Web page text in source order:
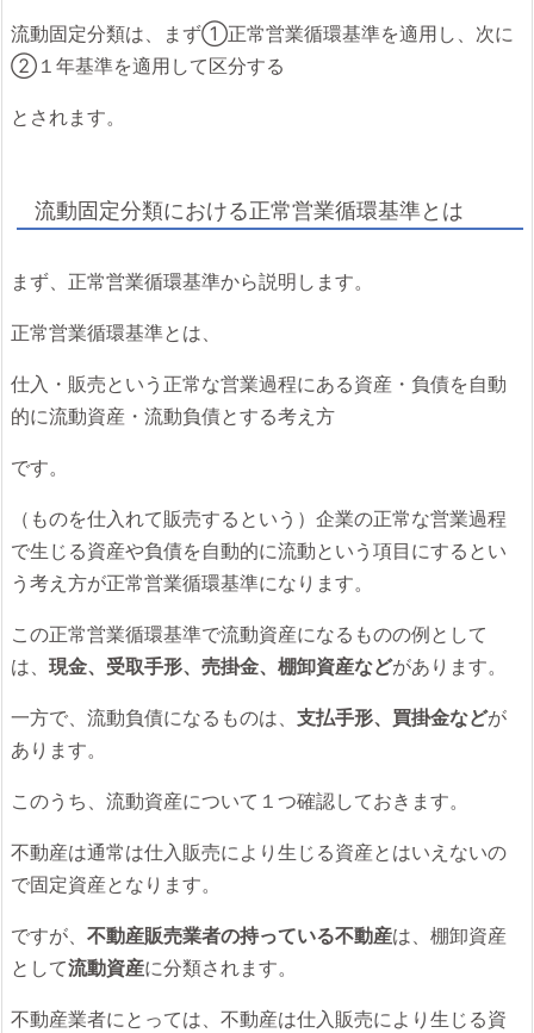
流動固定分類は、まず①正常営業循環基準を適用し、次に
②１年基準を適用して区分する
とされます。
流動固定分類における正常営業循環基準とは
まず、正常営業循環基準から説明します。
正常営業循環基準とは、
仕入・販売という正常な営業過程にある資産・負債を自動
的に流動資産・流動負債とする考え方
です。
（ものを仕入れて販売するという）企業の正常な営業過程
で生じる資産や負債を自動的に流動という項目にするとい
う考え方が正常営業循環基準になります。
この正常営業循環基準で流動資産になるものの例として
は、 現金、受取手形、売掛金、棚卸資産などがあります。
一方で、流動負債になるものは、 支払手形、買掛金などが
あります。
このうち、流動資産について１つ確認しておきます。
不動産は通常は仕入販売により生じる資産とはいえないの
で固定資産となります。
ですが、 不動産販売業者の持っている不動産は、棚卸資産
として流動資産に分類されます。
不動産業者にとっては、不動産は仕入販売により生じる資